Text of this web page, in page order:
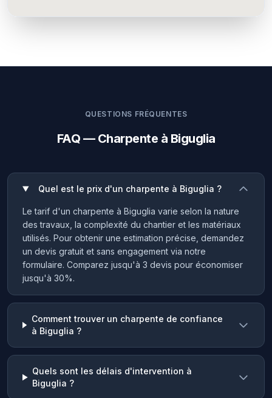
QUESTIONS FRÉQUENTES
FAQ — Charpente à Biguglia
Quel est le prix d'un charpente à Biguglia ?
Le tarif d'un charpente à Biguglia varie selon la nature
des travaux, la complexité du chantier et les matériaux
utilisés. Pour obtenir une estimation précise, demandez
un devis gratuit et sans engagement via notre
formulaire. Comparez jusqu'à 3 devis pour économiser
jusqu'à 30%.
Comment trouver un charpente de confiance
à Biguglia ?
Quels sont les délais d'intervention à
Biguglia ?